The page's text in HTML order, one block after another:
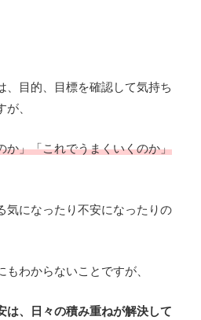
、目的、目標を確認して気持ち
、
か」「これでうまくいくのか」
気になったり不安になったりの
わからないことですが、
は、日々の積み重ねが解決して